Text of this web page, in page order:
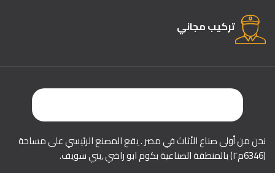
تركيب مجاني
نحن من أولى صناع الأثاث في مصر . يقع المصنع الرئيسي على مساحة
(6346م٢) بالمنطقة الصناعية بكوم ابو راضي ,بني سويف.